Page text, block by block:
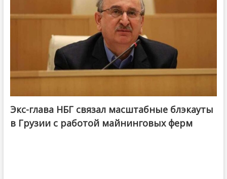
Экс-глава НБГ связал масштабные блэкауты
в Грузии с работой майнинговых ферм